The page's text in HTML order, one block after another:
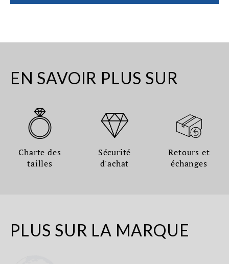
EN SAVOIR PLUS SUR
Charte des
tailles
Sécurité
d'achat
Retours et
échanges
PLUS SUR LA MARQUE